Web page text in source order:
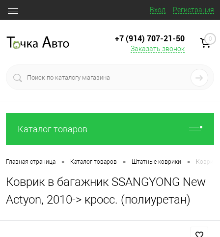
Вход Регистрация
+7 (914) 707‒21‒50
Заказать звонок
0
Каталог товаров
Главная страница • Каталог товаров • Штатные коврики • Коврик
Коврик в багажник SSANGYONG New
Actyon, 2010-> кросс. (полиуретан)